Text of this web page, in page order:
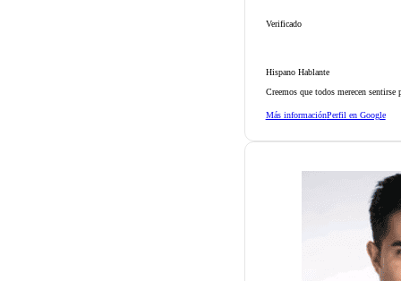
Verificado
Hispano Hablante
Creemos que todos merecen
Más informaciónPerfil en Google